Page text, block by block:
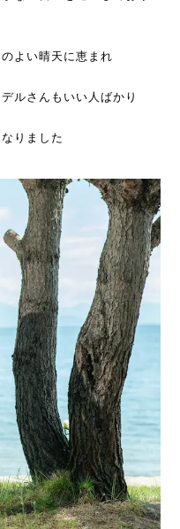
よい晴天に恵まれ
ルさんもいい人ばかり
りました